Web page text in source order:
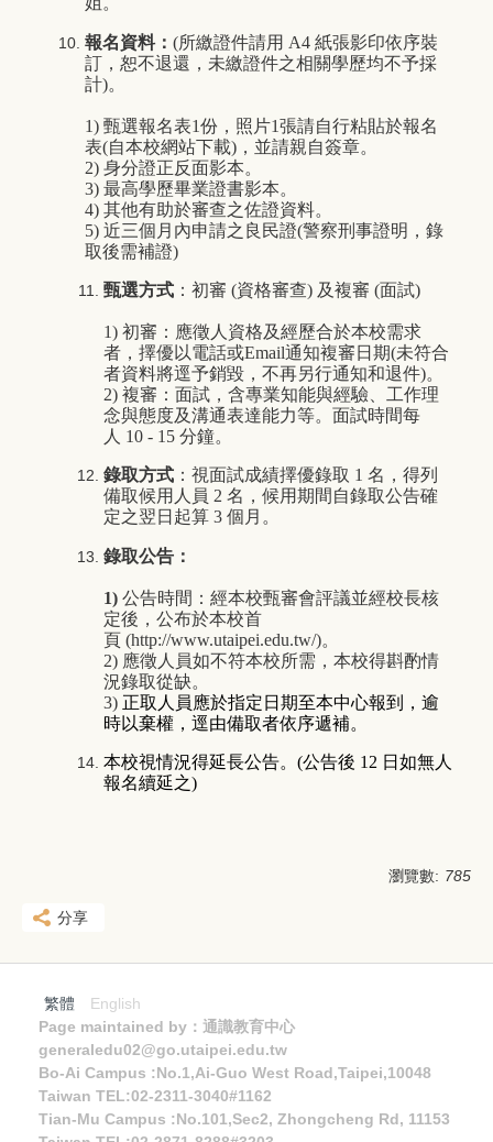
報名資料： (所繳證件請用 A4 紙張影印依序裝
訂，恕不退還，未繳證件之相關學歷均不予採
計)。
1) 甄選報名表1份，照片1張請自行粘貼於報名
表(自本校網站下載) ，並請親自簽章。
2) 身分證正反面影本。
3) 最高學歷畢業證書影本。
4) 其他有助於審查之佐證資料。
5) 近三個月內申請之良民證(警察刑事證明，錄
取後需補證)
甄選方式 ：初審 (資格審查) 及複審 (面試)
1) 初審：應徵人資格及經歷合於本校需求
者，擇優以電話或Email通知複審日期(未符合
者資料將逕予銷毀，不再另行通知和退件)。
2) 複審：面試，含專業知能與經驗、工作理
念與態度及溝通表達能力等。面試時間每
人 10 - 15 分鐘。
錄取方式 ：視面試成績擇優錄取 1 名，得列
備取候用人員 2 名，候用期間自錄取公告確
定之翌日起算 3 個月。
錄取公告：
1) 公告時間：經本校甄審會評議並經校長核
定後，公布於本校首
頁 (http://www.utaipei.edu.tw/)。
2) 應徵人員如不符本校所需，本校得斟酌情
況錄取從缺。
3) 正取人員應於指定日期至本中心報到，逾
時以棄權，逕由備取者依序遞補。
本校視情況得延長公告。 (公告後 12 日如無人
報名續延之)
瀏覽數: 785
分享
繁體
English
Page maintained by：通識教育中心
generaledu02@go.utaipei.edu.tw
Bo-Ai Campus :No.1,Ai-Guo West Road,Taipei,10048
Taiwan TEL:02-2311-3040#1162
Tian-Mu Campus :No.101,Sec2, Zhongcheng Rd, 11153